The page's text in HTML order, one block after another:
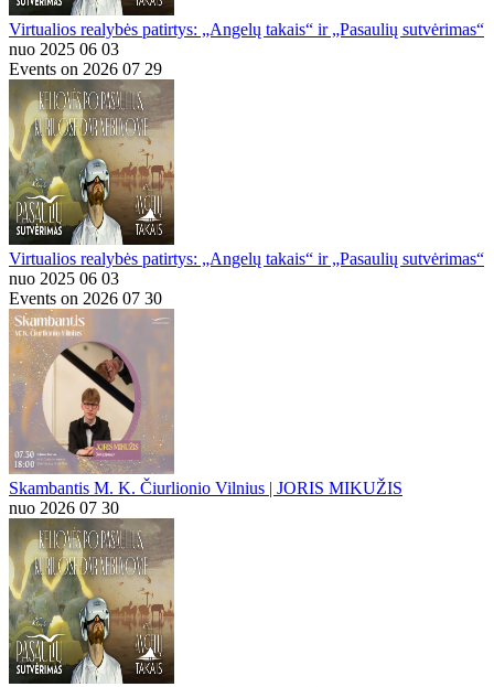
Virtualios realybės patirtys: „Angelų takais“ ir „Pasaulių sutvėrimas“
nuo 2025 06 03
Events on 2026 07 29
Virtualios realybės patirtys: „Angelų takais“ ir „Pasaulių sutvėrimas“
nuo 2025 06 03
Events on 2026 07 30
Skambantis M. K. Čiurlionio Vilnius | JORIS MIKUŽIS
nuo 2026 07 30